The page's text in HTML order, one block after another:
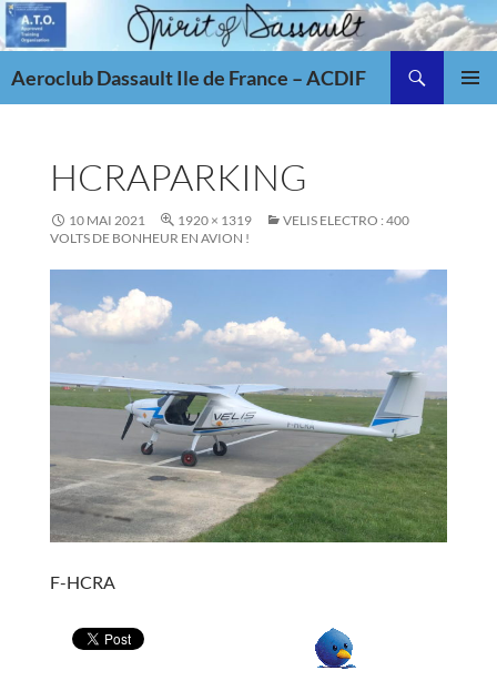
Aller
au
Aeroclub Dassault Ile de France – ACDIF
HCRAPARKING
10 MAI 2021 1920 × 1319
VELIS ELECTRO : 400
VOLTS DE BONHEUR EN AVION !
F-HCRA